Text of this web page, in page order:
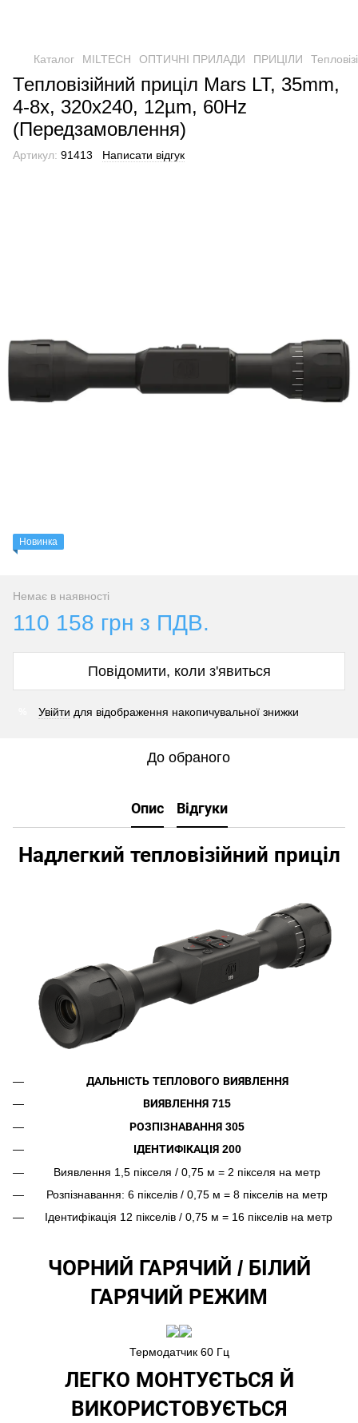
Каталог MILTECH ОПТИЧНІ ПРИЛАДИ ПРИЦІЛИ
Тепловізійний приціл Mars LT, 35mm,
4-8x, 320x240, 12µm, 60Hz
(Передзамовлення)
Артикул: 91413 Написати відгук
Новинка
Немає в наявності
110 158 грн з ПДВ.
Повідомити, коли з'явиться
Увійти для відображення накопичувальної знижки
До обраного
Опис Відгуки
Надлегкий тепловізійний приціл
ДАЛЬНІСТЬ ТЕПЛОВОГО ВИЯВЛЕННЯ
ВИЯВЛЕННЯ 715
РОЗПІЗНАВАННЯ 305
ІДЕНТИФІКАЦІЯ 200
Виявлення 1,5 пікселя / 0,75 м = 2 пікселя на метр
Розпізнавання: 6 пікселів / 0,75 м = 8 пікселів на метр
Ідентифікація 12 пікселів / 0,75 м = 16 пікселів на метр
ЧОРНИЙ ГАРЯЧИЙ / БІЛИЙ
ГАРЯЧИЙ РЕЖИМ
Термодатчик 60 Гц
ЛЕГКО МОНТУЄТЬСЯ Й
ВИКОРИСТОВУЄТЬСЯ